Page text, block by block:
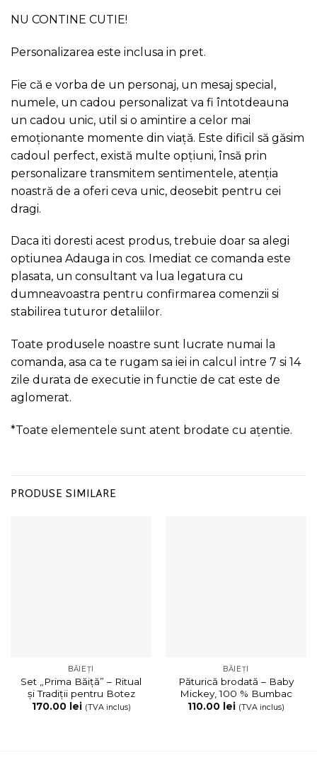
NU CONTINE CUTIE!
Personalizarea este inclusa in pret.
Fie că e vorba de un personaj, un mesaj special,
numele, un cadou personalizat va fi întotdeauna
un cadou unic, util si o amintire a celor mai
emoționante momente din viață. Este dificil să găsim
cadoul perfect, există multe opțiuni, însă prin
personalizare transmitem sentimentele, atenția
noastră de a oferi ceva unic, deosebit pentru cei
dragi.
Daca iti doresti acest produs, trebuie doar sa alegi
optiunea Adauga in cos. Imediat ce comanda este
plasata, un consultant va lua legatura cu
dumneavoastra pentru confirmarea comenzii si
stabilirea tuturor detaliilor.
Toate produsele noastre sunt lucrate numai la
comanda, asa ca te rugam sa iei in calcul intre 7 si 14
zile durata de executie in functie de cat este de
aglomerat.
*Toate elementele sunt atent brodate cu ațentie.
PRODUSE SIMILARE
BĂIEȚI
Set „Prima Băiță” – Ritual
și Tradiții pentru Botez
170.00
lei (TVA inclus)
BĂIEȚI
Păturică brodată – Baby
Mickey, 100 % Bumbac
110.00
lei (TVA inclus)